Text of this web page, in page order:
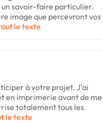
un savoir-faire particulier.
image que percevront vos
le texte
à votre projet. J'ai
en imprimerie avant de me
totalement tous les
le texte